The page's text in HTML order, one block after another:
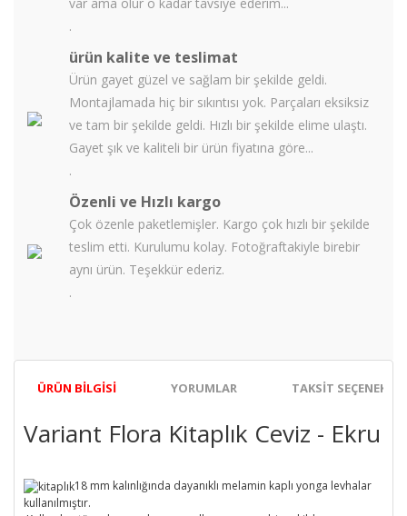
.
ürün kalite ve teslimat
Ürün gayet güzel ve sağlam bir şekilde geldi.
Montajlamada hiç bir sıkıntısı yok. Parçaları eksiksiz
ve tam bir şekilde geldi. Hızlı bir şekilde elime ulaştı.
Gayet şık ve kaliteli bir ürün fiyatına göre...
.
Özenli ve Hızlı kargo
Çok özenle paketlemişler. Kargo çok hızlı bir şekilde
teslim etti. Kurulumu kolay. Fotoğraftakiyle birebir
aynı ürün. Teşekkür ederiz.
.
ÜRÜN BILGISI YORUMLAR TAKSIT
Variant Flora Kitaplık Ceviz - Ekru
18 mm kalınlığında dayanıklı melamin kaplı yonga levhalar
kullanılmıştır.